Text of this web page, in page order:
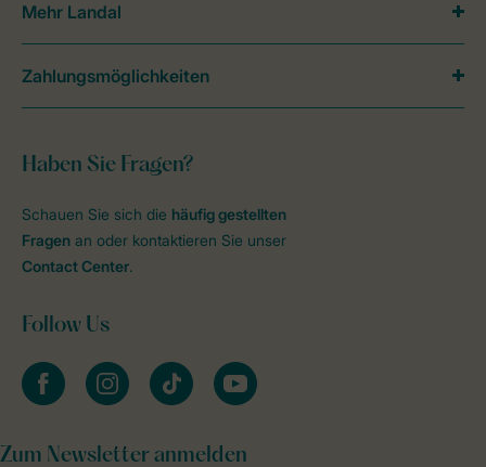
Haben Sie Fragen?
Schauen Sie sich die häufig gestellten
Fragen an oder kontaktieren Sie unser
Contact Center.
Follow Us
facebookinstagramtiktok youtube
Zum Newsletter anmelden
Mehr Landal
Zahlungsmöglichkeiten